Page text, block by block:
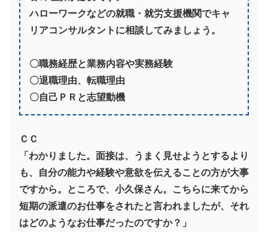
ハローワークなどの就職・就労支援機関でキャ
リアコンサルタントに相談してみましょう。
〇職務経歴と業務内容や実務経験
〇退職理由、転職理由
〇自己ＰＲと志望動機
ＣＣ
「わかりました。面接は、うまく見せようとするより
も、自分の能力や経験や意欲を伝えることの方が大事
ですから。ところで、小久保さん。こちらに来てから
短期の派遣のお仕事をされたと言われましたが、それ
はどのようなお仕事だったのですか？」